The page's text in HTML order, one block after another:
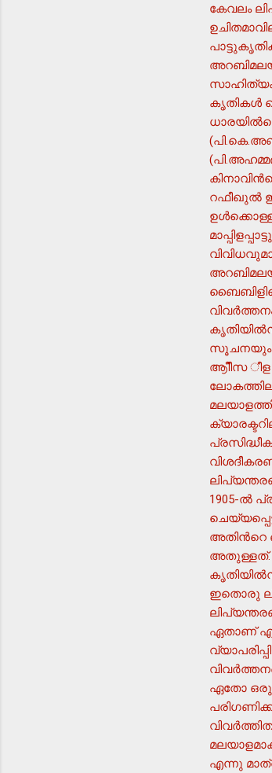
കേവലം
കൃതികള്‍
റഫീഖുല്‍
സൂചനയും
ആീീസ ീള
1905-ല്‍
അതിന്‍റെ
അതുള്ളത്.
ഇതൊരു
ഏതാണ്
ഏതോ ഒരു
എന്നു